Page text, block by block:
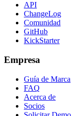
API
ChangeLog
Comunidad
GitHub
KickStarter
Empresa
Guía de Marca
FAQ
Acerca de
Socios